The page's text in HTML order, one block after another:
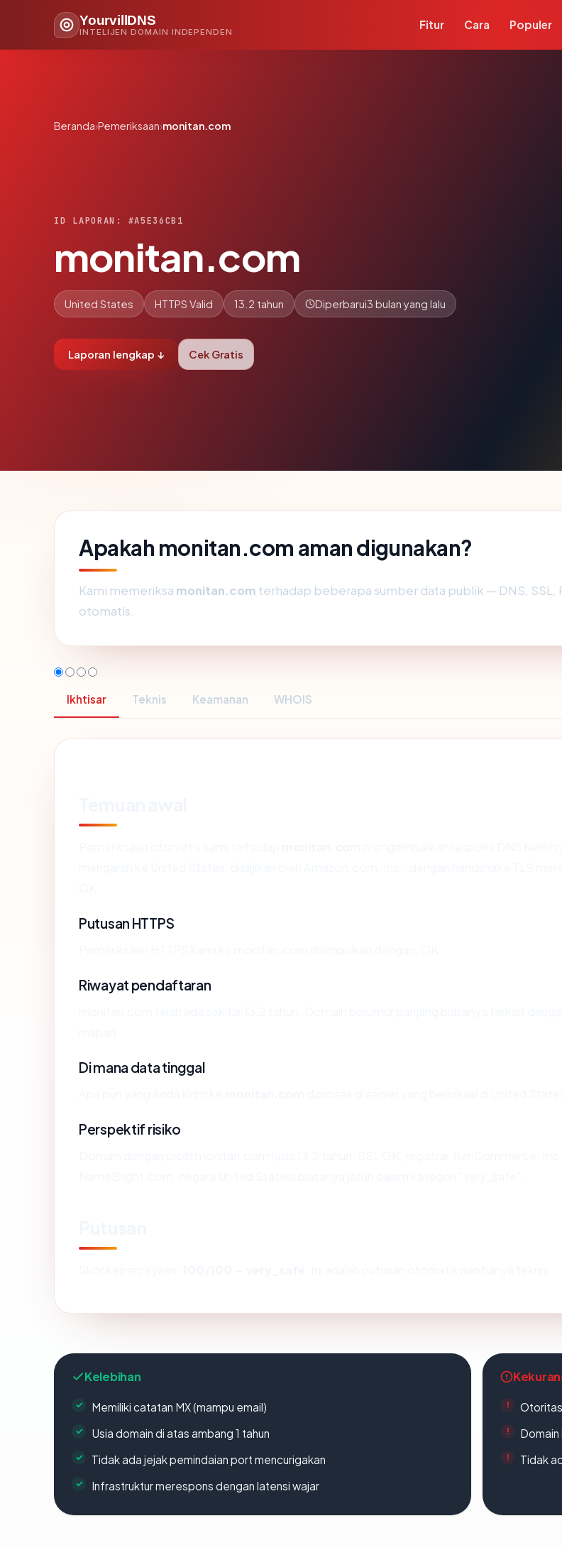
YourvillDNS
INTELIJEN DOMAIN INDEPENDEN
Fitur Cara Populer
Beranda›Pemeriksaan›monitan.com
ID LAPORAN: #A5E36CB1
monitan.com
United States HTTPS Valid 13.2 tahun Diperbarui3 bulan yang lalu
Laporan lengkap ↓ Cek Gratis
Apakah monitan.com aman digunakan?
Kami memeriksa monitan.com terhadap beberapa sumber data publik — DNS,
otomatis.
Ikhtisar Teknis Keamanan WHOIS
Putusan HTTPS
Riwayat pendaftaran
Di mana data tinggal
Perspektif risiko
Kelebihan
Memiliki catatan MX (mampu email)
Usia domain di atas ambang 1 tahun
Tidak ada jejak pemindaian port mencurigakan
Infrastruktur merespons dengan latensi wajar
Domain
Tidak